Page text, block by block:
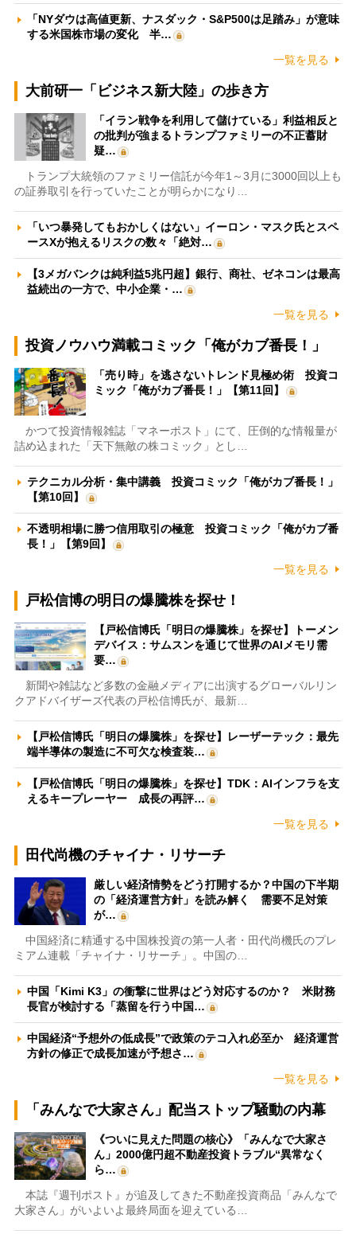
「NYダウは高値更新、ナスダック・S&P500は足踏み」が意味
する米国株市場の変化 半…
一覧を見る
大前研一「ビジネス新大陸」の歩き方
「イラン戦争を利用して儲けている」利益相反と
の批判が強まるトランプファミリーの不正蓄財
疑…
トランプ大統領のファミリー信託が今年1～3月に3000回以上も
の証券取引を行っていたことが明らかになり…
「いつ暴発してもおかしくはない」イーロン・マスク氏とスペ
ースXが抱えるリスクの数々「絶対…
【3メガバンクは純利益5兆円超】銀行、商社、ゼネコンは最高
益続出の一方で、中小企業・…
一覧を見る
投資ノウハウ満載コミック「俺がカブ番長！」
「売り時」を逃さないトレンド見極め術 投資コ
ミック「俺がカブ番長！」【第11回】
かつて投資情報雑誌「マネーポスト」にて、圧倒的な情報量が
詰め込まれた「天下無敵の株コミック」とし…
テクニカル分析・集中講義 投資コミック「俺がカブ番長！」
【第10回】
不透明相場に勝つ信用取引の極意 投資コミック「俺がカブ番
長！」【第9回】
一覧を見る
戸松信博の明日の爆騰株を探せ！
【戸松信博氏「明日の爆騰株」を探せ】トーメン
デバイス：サムスンを通じて世界のAIメモリ需
要…
新聞や雑誌など多数の金融メディアに出演するグローバルリン
クアドバイザーズ代表の戸松信博氏が、最新…
【戸松信博氏「明日の爆騰株」を探せ】レーザーテック：最先
端半導体の製造に不可欠な検査装…
【戸松信博氏「明日の爆騰株」を探せ】TDK：AIインフラを支
えるキープレーヤー 成長の再評…
一覧を見る
田代尚機のチャイナ・リサーチ
厳しい経済情勢をどう打開するか？中国の下半期
の「経済運営方針」を読み解く 需要不足対策
が…
中国経済に精通する中国株投資の第一人者・田代尚機氏のプレ
ミアム連載「チャイナ・リサーチ」。中国の…
中国「Kimi K3」の衝撃に世界はどう対応するのか？ 米財務
長官が検討する「蒸留を行う中国…
中国経済“予想外の低成長”で政策のテコ入れ必至か 経済運営
方針の修正で成長加速が予想さ…
一覧を見る
「みんなで大家さん」配当ストップ騒動の内幕
《ついに見えた問題の核心》「みんなで大家さ
ん」2000億円超不動産投資トラブル“異常なく
ら…
本誌『週刊ポスト』が追及してきた不動産投資商品「みんなで
大家さん」がいよいよ最終局面を迎えている…